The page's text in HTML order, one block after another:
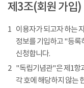
제3조(회원 가입)
1 이용자가 되고자 하는
정보를 기입하고 "등록
신청합니다.
2 "독립기념관"은 제1항
각 호에 해당하지 않는